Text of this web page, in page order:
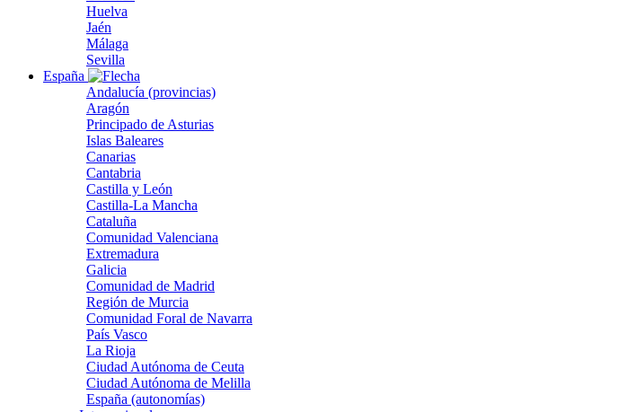
Huelva
Jaén
Málaga
Sevilla
España
Andalucía (provincias)
Aragón
Principado de Asturias
Islas Baleares
Canarias
Cantabria
Castilla y León
Castilla-La Mancha
Cataluña
Comunidad Valenciana
Extremadura
Galicia
Comunidad de Madrid
Región de Murcia
Comunidad Foral de Navarra
País Vasco
La Rioja
Ciudad Autónoma de Ceuta
Ciudad Autónoma de Melilla
España (autonomías)